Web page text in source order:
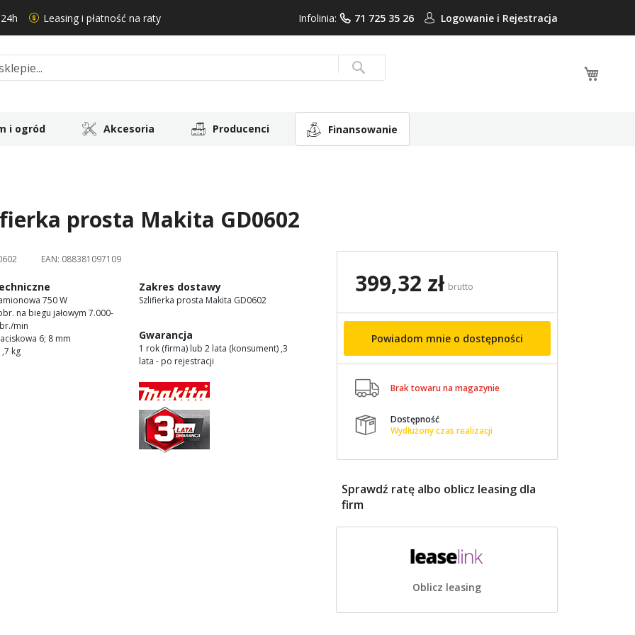
Leasing i płatność na raty Infolinia: 71 725 35 26 Logowanie i Rejestracja
Search
i ogród Akcesoria Producenci Finansowanie
prosta Makita GD0602
EAN: 088381097109
750 W
na biegu jałowym 7.000-
min
6; 8 mm
kg
Zakres dostawy
Szlifierka prosta Makita GD0602
Gwarancja
1 rok (firma) lub 2 lata (konsument) ,3
lata - po rejestracji
399,32 zł brutto
Powiadom mnie o dostępności
 Brak towaru na magazynie

Dostępność
Wydłużony czas realizacji
Sprawdź ratę albo oblicz leasing dla
firm
Oblicz leasing